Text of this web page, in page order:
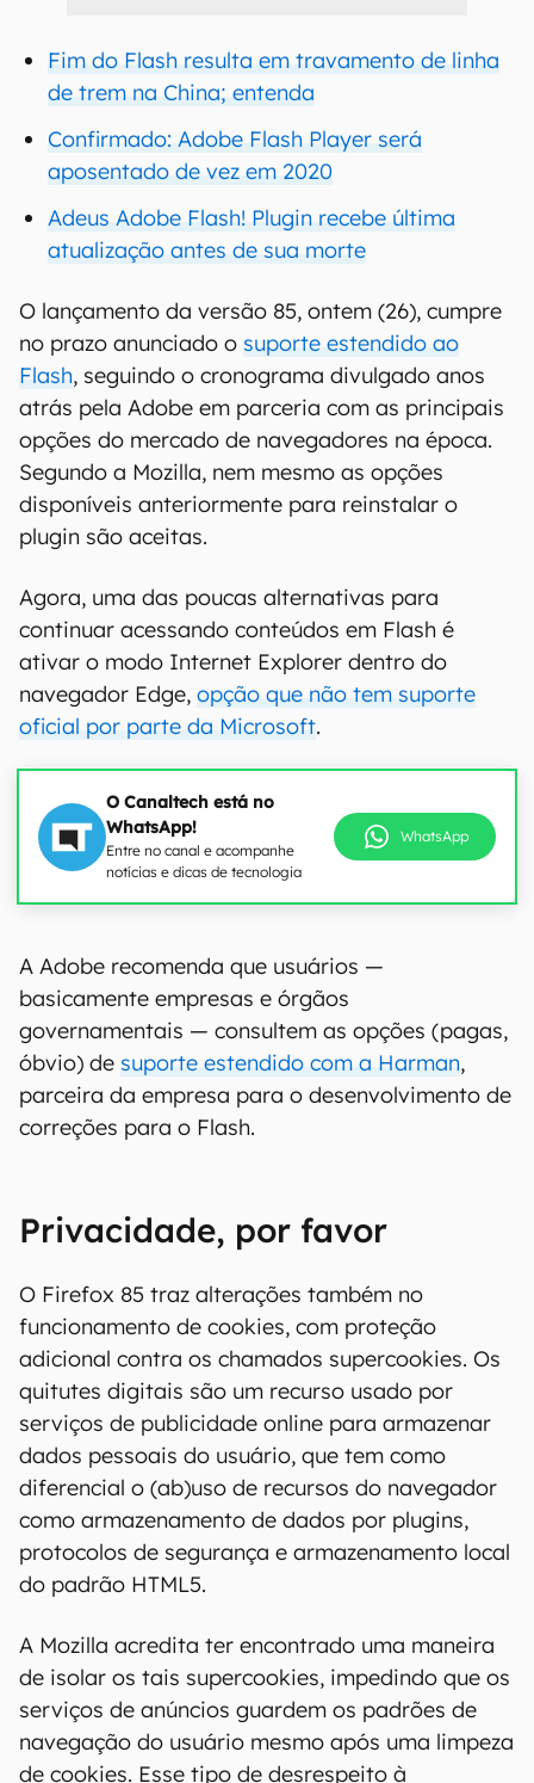
Fim do Flash resulta em travamento de linha
de trem na China; entenda
Confirmado: Adobe Flash Player será
aposentado de vez em 2020
Adeus Adobe Flash! Plugin recebe última
atualização antes de sua morte
O lançamento da versão 85, ontem (26), cumpre
no prazo anunciado o suporte estendido ao
Flash, seguindo o cronograma divulgado anos
atrás pela Adobe em parceria com as principais
opções do mercado de navegadores na época.
Segundo a Mozilla, nem mesmo as opções
disponíveis anteriormente para reinstalar o
plugin são aceitas.
Agora, uma das poucas alternativas para
continuar acessando conteúdos em Flash é
ativar o modo Internet Explorer dentro do
navegador Edge, opção que não tem suporte
oficial por parte da Microsoft.
O Canaltech está no
WhatsApp!
Entre no canal e acompanhe
notícias e dicas de tecnologia
WhatsApp
A Adobe recomenda que usuários —
governamentais — consultem as opções (pagas,
óbvio) desuporte estendido com a Harman
parceira da empresa para o desenvolvimento de
correções para o Flash.
Privacidade, por favor
O Firefox 85 traz alterações também no
funcionamento de cookies, com proteção
adicional contra os chamados supercookies. Os
quitutes digitais são um recurso usado por
serviços de publicidade online para armazenar
dados pessoais do usuário, que tem como
diferencial o (ab)uso de recursos do navegador